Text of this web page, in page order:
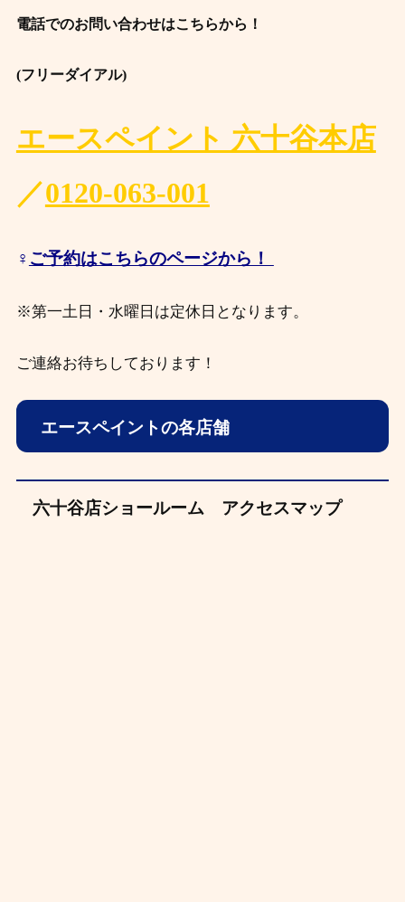
電話でのお問い合わせはこちらから！
(フリーダイアル)
エースペイント 六十谷本店
／0120-063-001
♀️ ご予約はこちらのページから！
※第一土日・水曜日は定休日となります。
ご連絡お待ちしております！
エースペイントの各店舗
六十谷店ショールーム アクセスマップ